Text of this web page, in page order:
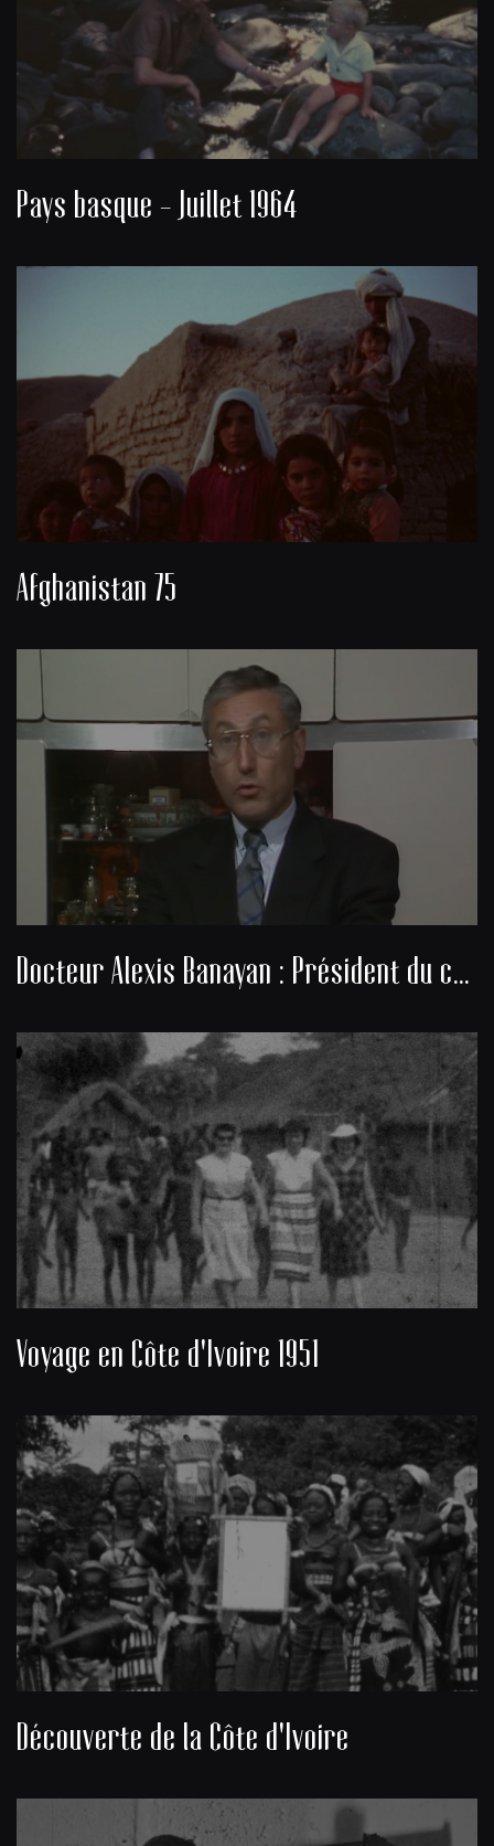
Pays basque - Juillet 1964
Afghanistan 75
Docteur Alexis Banayan : Président du consistoire de la communauté juive de Bordeaux
Voyage en Côte d'Ivoire 1951
Découverte de la Côte d'Ivoire